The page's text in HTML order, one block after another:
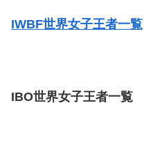
IWBF世界女子王者一覧
IBO世界女子王者一覧